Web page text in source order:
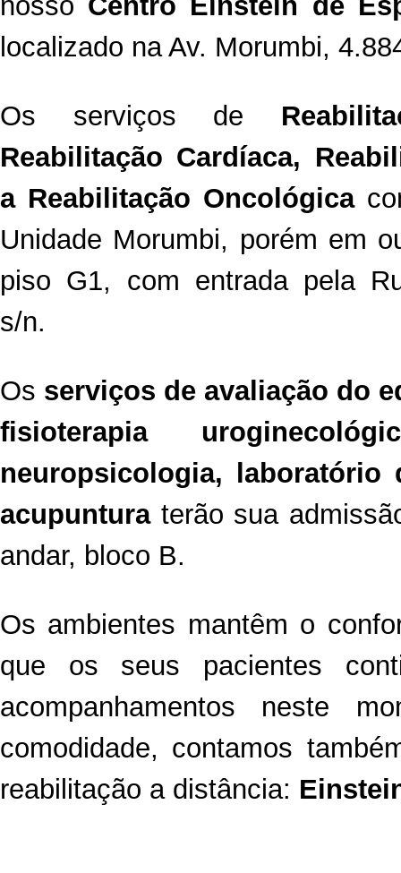
localizado na Av. Morumbi,
Os serviços de
Reabilitação Cardíaca,
a Reabilitação Oncológica
Unidade Morumbi, porém em
piso G1, com entrada pela
s/n.
Os serviços de avaliação do
fisioterapia
neuropsicologia,
acupunturaterão sua
andar, bloco B.
Os ambientes mantêm o
que os seus pacientes
acompanhamentos neste
comodidade, contamos
reabilitação a distância: